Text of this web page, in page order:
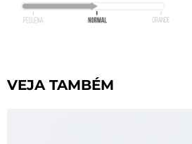
VEJA TAMBÉM